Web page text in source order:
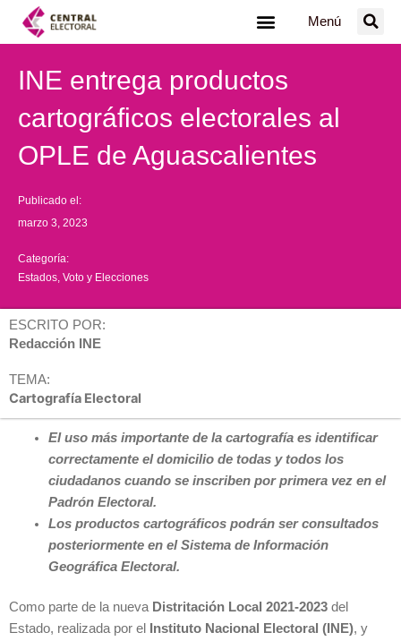
Menú
INE entrega productos
cartográficos electorales al
OPLE de Aguascalientes
Publicado el:
marzo 3, 2023
Categoría:
Estados Voto y Elecciones
ESCRITO POR:
Redacción INE
TEMA:
Cartografía Electoral
El uso más importante de la cartografía es identificar
correctamente el domicilio de todas y todos los
ciudadanos cuando se inscriben por primera vez en el
Padrón Electoral.
Los productos cartográficos podrán ser consultados
posteriormente en el Sistema de Información
Geográfica Electoral.
Como parte de la nueva Distritación Local 2021-2023 del
Estado, realizada por el
Instituto Nacional Electoral (INE), y